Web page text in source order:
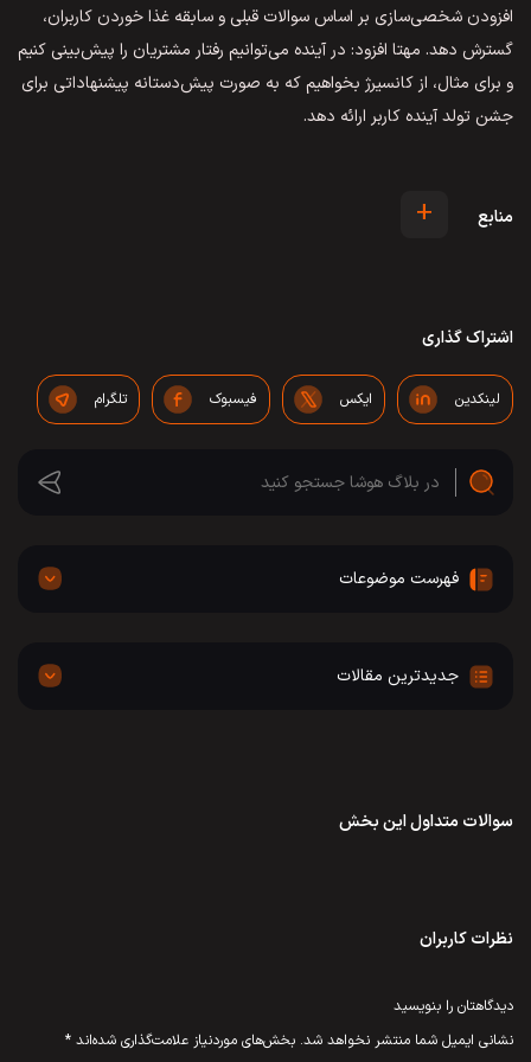
افزودن شخصی‌سازی بر اساس سوالات قبلی و سابقه غذا خوردن کاربران،
گسترش دهد. مهتا افزود: در آینده می‌توانیم رفتار مشتریان را پیش‌بینی کنیم
و برای مثال، از کانسیرژ بخواهیم که به صورت پیش‌دستانه پیشنهاداتی برای
جشن تولد آینده کاربر ارائه دهد.
منابع +
اشتراک گذاری
لینکدین ایکس فیسبوک تلگرام
فهرست موضوعات
جدیدترین مقالات
سوالات متداول این بخش
نظرات کاربران
دیدگاهتان را بنویسید
نشانی ایمیل شما منتشر نخواهد شد. بخش‌های موردنیاز علامت‌گذاری شده‌اند *